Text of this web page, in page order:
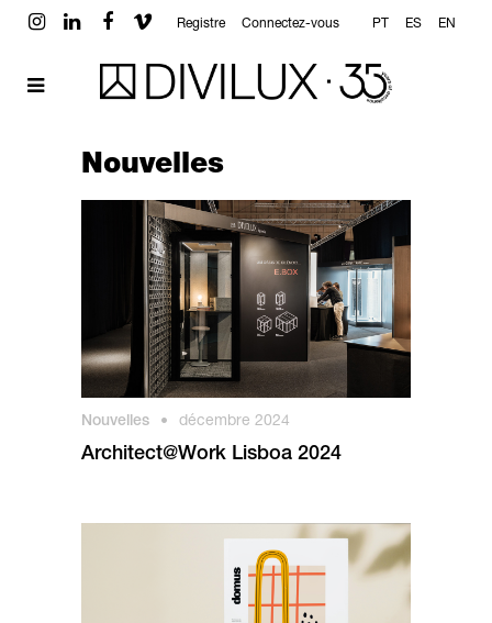
Registre Connectez-vous PT ES EN
Nouvelles
Nouvelles • décembre 2024
Architect@Work Lisboa 2024